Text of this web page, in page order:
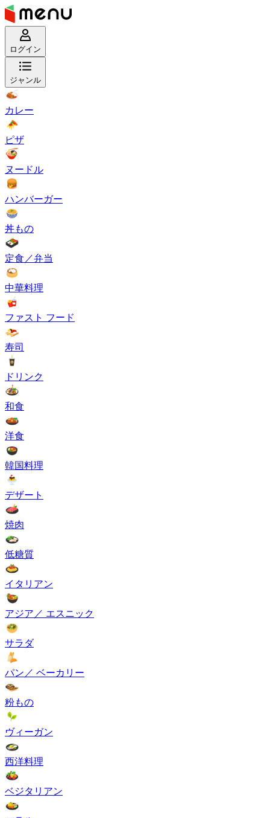
ログイン
ジャンル
カレー
ピザ
ヌードル
ハンバーガー
丼もの
定食／弁当
中華料理
ファスト フード
寿司
ドリンク
和食
洋食
韓国料理
デザート
焼肉
低糖質
イタリアン
アジア／ エスニック
サラダ
パン／ ベーカリー
粉もの
ヴィーガン
西洋料理
ベジタリアン